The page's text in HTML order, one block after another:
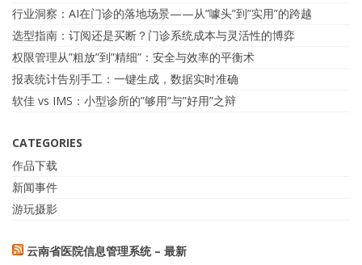
行业洞察：AI在门诊的落地场景——从”噱头”到”实用”的跨越
选型指南：订阅还是买断？门诊系统成本与灵活性的博弈
权限管理从”粗放”到”精细”：安全与效率的平衡术
报表统计告别手工：一键生成，数据实时准确
软佳 vs IMS：小型诊所的”够用”与”好用”之辩
CATEGORIES
作品下载
新闻事件
游玩摄影
云南省医院信息管理系统 – 最新